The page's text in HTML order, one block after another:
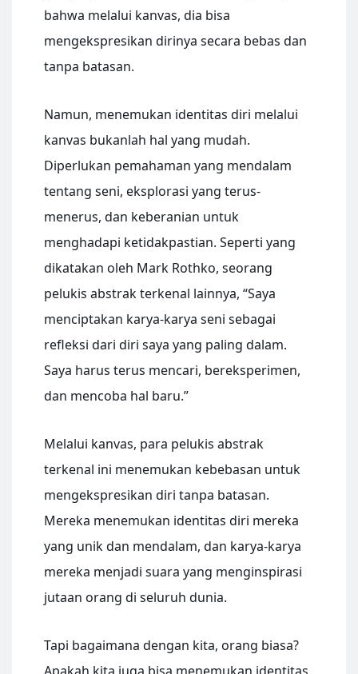
bahwa melalui kanvas, dia bisa
mengekspresikan dirinya secara bebas dan
tanpa batasan.
Namun, menemukan identitas diri melalui
kanvas bukanlah hal yang mudah.
Diperlukan pemahaman yang mendalam
tentang seni, eksplorasi yang terus-
menerus, dan keberanian untuk
menghadapi ketidakpastian. Seperti yang
dikatakan oleh Mark Rothko, seorang
pelukis abstrak terkenal lainnya, “Saya
menciptakan karya-karya seni sebagai
refleksi dari diri saya yang paling dalam.
Saya harus terus mencari, bereksperimen,
dan mencoba hal baru.”
Melalui kanvas, para pelukis abstrak
terkenal ini menemukan kebebasan untuk
mengekspresikan diri tanpa batasan.
Mereka menemukan identitas diri mereka
yang unik dan mendalam, dan karya-karya
mereka menjadi suara yang menginspirasi
jutaan orang di seluruh dunia.
Tapi bagaimana dengan kita, orang biasa?